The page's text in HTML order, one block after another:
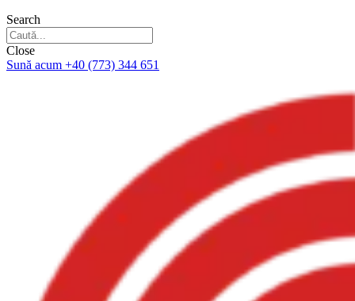
Search
Close
Sună acum +40 (773) 344 651